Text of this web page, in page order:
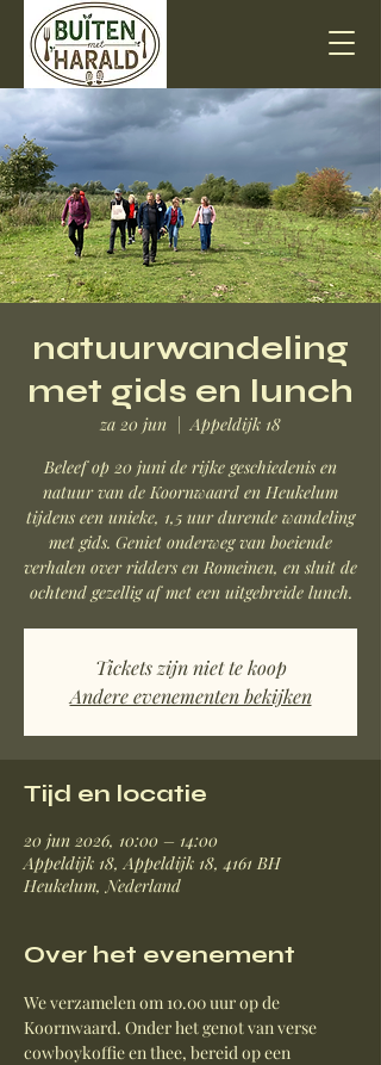
natuurwandeling
met gids en lunch
za 20 jun
  |
Appeldijk 18
Beleef op 20 juni de rijke geschiedenis en
natuur van de Koornwaard en Heukelum
tijdens een unieke, 1,5 uur durende wandeling
met gids. Geniet onderweg van boeiende
verhalen over ridders en Romeinen, en sluit de
ochtend gezellig af met een uitgebreide lunch.
Tickets zijn niet te koop
Andere evenementen bekijken
Tijd en locatie
20 jun 2026, 10:00 – 14:00
Appeldijk 18, Appeldijk 18, 4161 BH
Heukelum, Nederland
Over het evenement
We verzamelen om 10.00 uur op de
Koornwaard. Onder het genot van verse
cowboykoffie en thee, bereid op een